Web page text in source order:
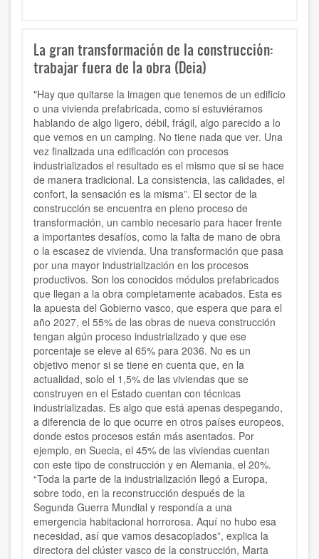
La gran transformación de la construcción:
trabajar fuera de la obra (Deia)
"Hay que quitarse la imagen que tenemos de un edificio
o una vivienda prefabricada, como si estuviéramos
hablando de algo ligero, débil, frágil, algo parecido a lo
que vemos en un camping. No tiene nada que ver. Una
vez finalizada una edificación con procesos
industrializados el resultado es el mismo que si se hace
de manera tradicional. La consistencia, las calidades, el
confort, la sensación es la misma”. El sector de la
construcción se encuentra en pleno proceso de
transformación, un cambio necesario para hacer frente
a importantes desafíos, como la falta de mano de obra
o la escasez de vivienda. Una transformación que pasa
por una mayor industrialización en los procesos
productivos. Son los conocidos módulos prefabricados
que llegan a la obra completamente acabados. Esta es
la apuesta del Gobierno vasco, que espera que para el
año 2027, el 55% de las obras de nueva construcción
tengan algún proceso industrializado y que ese
porcentaje se eleve al 65% para 2036. No es un
objetivo menor si se tiene en cuenta que, en la
actualidad, solo el 1,5% de las viviendas que se
construyen en el Estado cuentan con técnicas
industrializadas. Es algo que está apenas despegando,
a diferencia de lo que ocurre en otros países europeos,
donde estos procesos están más asentados. Por
ejemplo, en Suecia, el 45% de las viviendas cuentan
con este tipo de construcción y en Alemania, el 20%.
“Toda la parte de la industrialización llegó a Europa,
sobre todo, en la reconstrucción después de la
Segunda Guerra Mundial y respondía a una
emergencia habitacional horrorosa. Aquí no hubo esa
necesidad, así que vamos desacoplados”, explica la
directora del clúster vasco de la construcción, Marta